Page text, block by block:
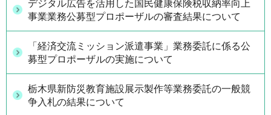
デジタル広告を活用した国民健康保険税収納率向上
事業業務公募型プロポーザルの審査結果について
「経済交流ミッション派遣事業」業務委託に係る公
募型プロポーザルの実施について
栃木県新防災教育施設展示製作等業務委託の一般競
争入札の結果について